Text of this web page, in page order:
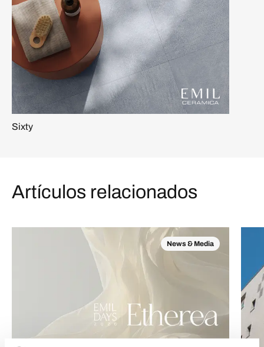
Sixty
Artículos relacionados
News & Media